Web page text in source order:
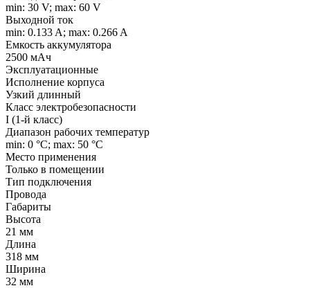
min: 30 V; max: 60 V
Выходной ток
min: 0.133 A; max: 0.266 A
Емкость аккумулятора
2500 мАч
Эксплуатационные
Исполнение корпуса
Узкий длинный
Класс электробезопасности
I (1-й класс)
Диапазон рабочих температур
min: 0 °C; max: 50 °C
Место применения
Только в помещении
Тип подключения
Провода
Габариты
Высота
21 мм
Длина
318 мм
Ширина
32 мм